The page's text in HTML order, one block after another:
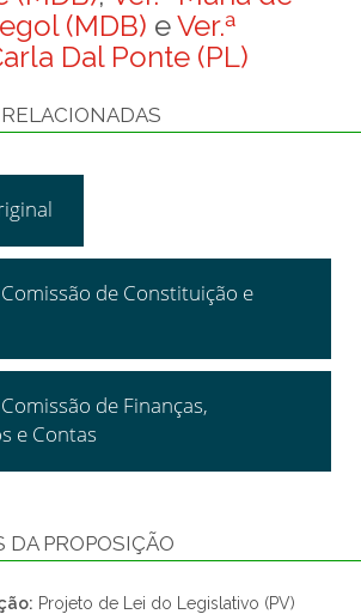
(MDB) eVer.ª
Dal Ponte (PL)
de Constituição e
de Finanças,
e Contas
PROPOSIÇÃO
Projeto de Lei do Legislativo (PV)